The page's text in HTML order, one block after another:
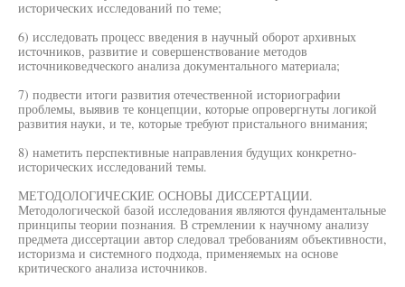
исторических исследований по теме;
6) исследовать процесс введения в научный оборот архивных
источников, развитие и совершенствование методов
источниковедческого анализа документального материала;
7) подвести итоги развития отечественной историографии
проблемы, выявив те концепции, которые опровергнуты логикой
развития науки, и те, которые требуют пристального внимания;
8) наметить перспективные направления будущих конкретно-
исторических исследований темы.
МЕТОДОЛОГИЧЕСКИЕ ОСНОВЫ ДИССЕРТАЦИИ.
Методологической базой исследования являются фундаментальные
принципы теории познания. В стремлении к научному анализу
предмета диссертации автор следовал требованиям объективности,
историзма и системного подхода, применяемых на основе
критического анализа источников.